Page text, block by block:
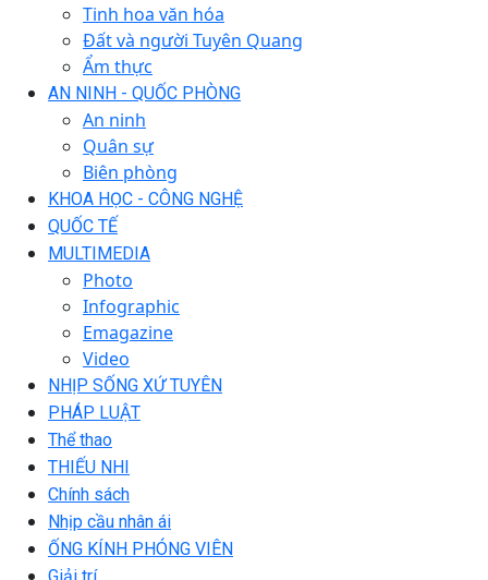
Tinh hoa văn hóa
Đất và người Tuyên Quang
Ẩm thực
AN NINH - QUỐC PHÒNG
An ninh
Quân sự
Biên phòng
KHOA HỌC - CÔNG NGHỆ
QUỐC TẾ
MULTIMEDIA
Photo
Infographic
Emagazine
Video
NHỊP SỐNG XỨ TUYÊN
PHÁP LUẬT
Thể thao
THIẾU NHI
Chính sách
Nhịp cầu nhân ái
ỐNG KÍNH PHÓNG VIÊN